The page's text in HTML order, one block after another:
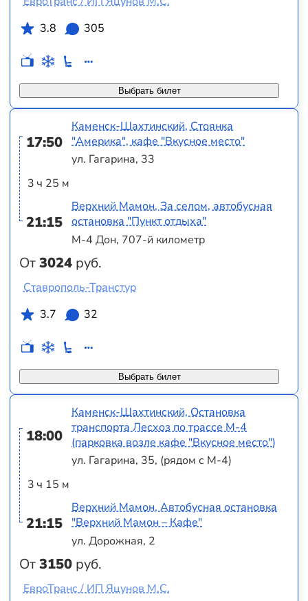
Выбрать билет
3.8
305
17:50
3 ч 25 м
21:15
От3024 руб.
Каменск-Шахтинский, Стоянка
"Америка", кафе "Вкусное место"
ул. Гагарина, 33
Верхний Мамон, За селом, автобусная
остановка "Пункт отдыха"
М-4 Дон, 707-й километр
Выбрать билет
Ставрополь-Транстур
3.7
32
18:00
3 ч 15 м
21:15
От3150 руб.
Каменск-Шахтинский, Остановка
транспорта Лесхоз по трассе М-4
(парковка возле кафе "Вкусное место")
ул. Гагарина, 35, (рядом с М-4)
Верхний Мамон, Автобусная остановка
"Верхний Мамон – Кафе"
ул. Дорожная, 2
ЕвроТранс / ИП Яцунов М.С.